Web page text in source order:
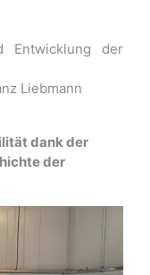
Entwicklung der
Liebmann
dank der
der